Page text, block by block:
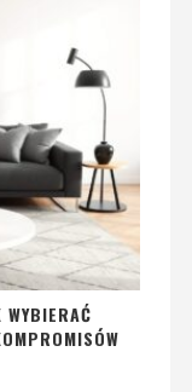
WYBIERAĆ